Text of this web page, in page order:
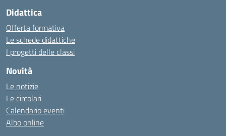
Didattica
Offerta formativa
Le schede didattiche
I progetti delle classi
Novità
Le notizie
Le circolari
Calendario eventi
Albo online